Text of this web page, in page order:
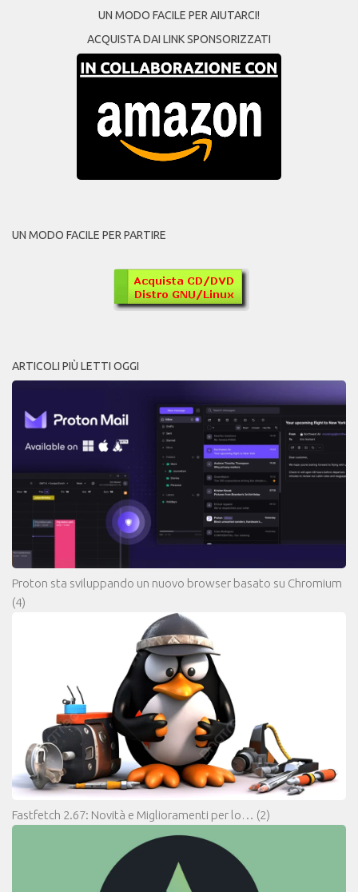
UN MODO FACILE PER AIUTARCI!
ACQUISTA DAI LINK SPONSORIZZATI
UN MODO FACILE PER PARTIRE
ARTICOLI PIÙ LETTI OGGI
Proton sta sviluppando un nuovo browser basato su Chromium
(4)
Fastfetch 2.67: Novità e Miglioramenti per lo… (2)